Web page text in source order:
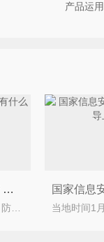
产品运
企业运用的防伪标志有哪些类型？具有什么防伪特征？
防伪标签目前大部分企业大都在运用，防伪标签又被称为防伪标志，防伪标志是能粘贴、制作印刷、转移在